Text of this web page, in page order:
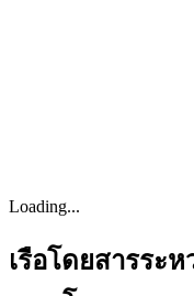
Loading...
เรือโดยสารระ